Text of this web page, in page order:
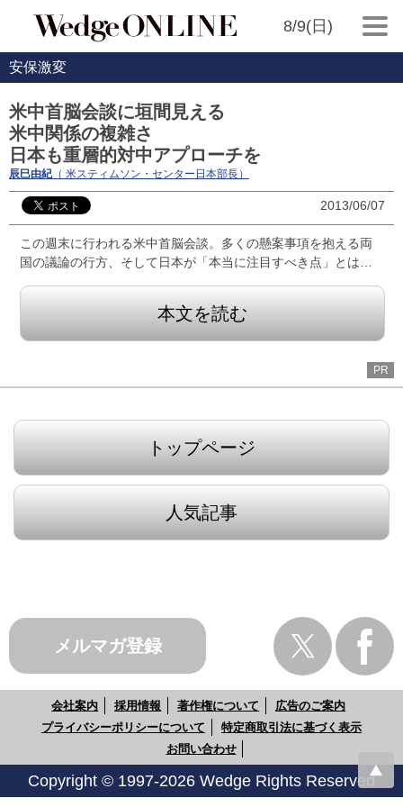
8/9(日)
安保激変
米中首脳会談に垣間見える
米中関係の複雑さ
日本も重層的対中アプローチを
辰巳由紀（ 米スティムソン・センター日本部長）
2013/06/07
この週末に行われる米中首脳会談。多くの懸案事項を抱える両
国の議論の行方、そして日本が「本当に注目すべき点」とは…
本文を読む
PR
トップページ
人気記事
メルマガ登録
会社案内 採用情報 著作権について
広告のご案内
プライバシーポリシーについて
特定商取引法に基づく表示
お問い合わせ
Copyright © 1997-2026 Wedge Rights Reserved